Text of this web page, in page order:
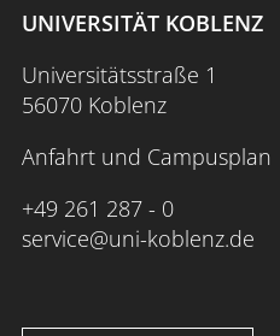
UNIVERSITÄT KOBLENZ
Universitätsstraße 1
56070 Koblenz
Anfahrt und Campusplan
+49 261 287 - 0
service@uni-koblenz.de